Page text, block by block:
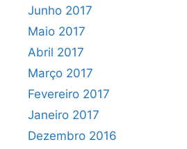
Junho 2017
Maio 2017
Abril 2017
Março 2017
Fevereiro 2017
Janeiro 2017
Dezembro 2016